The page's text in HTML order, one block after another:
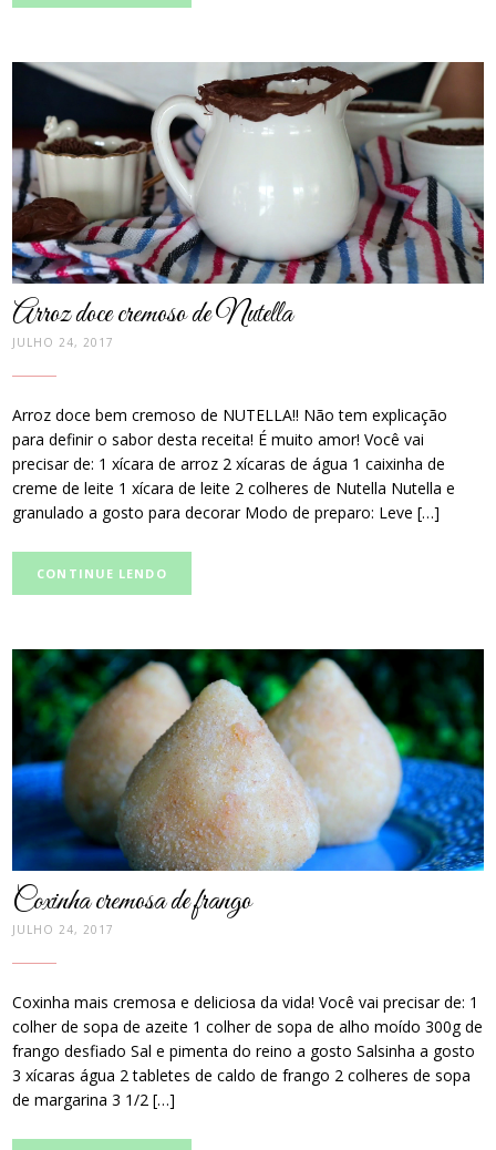
post
Arroz doce cremoso de Nutella
JULHO 24, 2017
Arroz doce bem cremoso de NUTELLA!! Não tem explicação
para definir o sabor desta receita! É muito amor! Você vai
precisar de: 1 xícara de arroz 2 xícaras de água 1 caixinha de
creme de leite 1 xícara de leite 2 colheres de Nutella Nutella e
granulado a gosto para decorar Modo de preparo: Leve […]
CONTINUE LENDO
post
thumbnail
Coxinha cremosa de frango
JULHO 24, 2017
Coxinha mais cremosa e deliciosa da vida! Você vai precisar de: 1
colher de sopa de azeite 1 colher de sopa de alho moído 300g de
frango desfiado Sal e pimenta do reino a gosto Salsinha a gosto
3 xícaras água 2 tabletes de caldo de frango 2 colheres de sopa
de margarina 3 1/2 […]